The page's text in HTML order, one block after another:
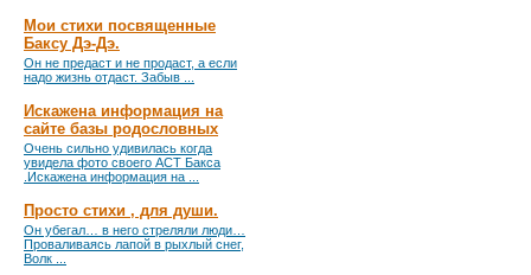
Мои стихи посвященные
Баксу Дэ-Дэ.
Он не предаст и не продаст, а если
надо жизнь отдаст. Забыв ...
Искажена информация на
сайте базы родословных
Очень сильно удивилась когда
увидела фото своего АСТ Бакса
.Искажена информация на ...
Просто стихи , для души.
Он убегал… в него стреляли люди…
Проваливаясь лапой в рыхлый снег,
Волк ...